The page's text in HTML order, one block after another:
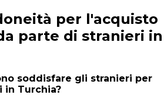
per l'acquisto
parte di stranieri in
soddisfare gli stranieri per
in Turchia?